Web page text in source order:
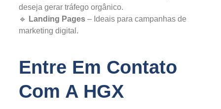
deseja gerar tráfego orgânico.
🔹
Landing Pages – Ideais para campanhas de
marketing digital.
Entre Em Contato
Com A HGX